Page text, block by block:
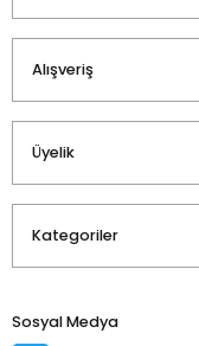
Alışveriş
Üyelik
Kategoriler
Sosyal Medya